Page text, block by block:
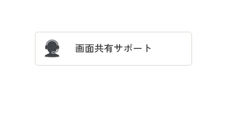
画面共有サポート